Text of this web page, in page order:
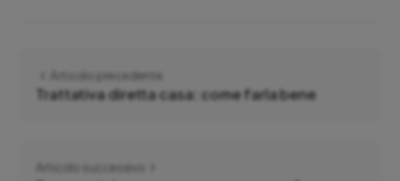
Articolo precedente
Trattativa diretta casa: come farla bene
Articolo successivo